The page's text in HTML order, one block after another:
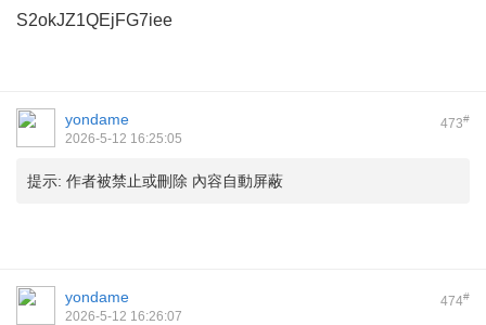
S2okJZ1QEjFG7iee
473#
yondame
2026-5-12 16:25:05
提示: 作者被禁止或刪除 內容自動屏蔽
474#
yondame
2026-5-12 16:26:07